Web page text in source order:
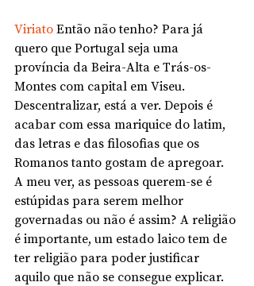
Viriato Então não tenho? Para já
quero que Portugal seja uma
província da Beira-Alta e Trás-os-
Montes com capital em Viseu.
Descentralizar, está a ver. Depois é
acabar com essa mariquice do latim,
das letras e das filosofias que os
Romanos tanto gostam de apregoar.
A meu ver, as pessoas querem-se é
estúpidas para serem melhor
governadas ou não é assim? A religião
é importante, um estado laico tem de
ter religião para poder justificar
aquilo que não se consegue explicar.